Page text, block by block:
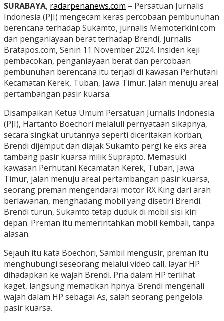
SURABAYA, radarpenanews.com – Persatuan Jurnalis
Indonesia (PJI) mengecam keras percobaan pembunuhan
berencana terhadap Sukamto, jurnalis Memoterkini.com
dan penganiayaan berat terhadap Brendi, jurnalis
Bratapos.com, Senin 11 November 2024. Insiden keji
pembacokan, penganiayaan berat dan percobaan
pembunuhan berencana itu terjadi di kawasan Perhutani
Kecamatan Kerek, Tuban, Jawa Timur. Jalan menuju areal
pertambangan pasir kuarsa.
Disampaikan Ketua Umum Persatuan Jurnalis Indonesia
(PJI), Hartanto Boechori melaluli pernyataan sikapnya,
secara singkat urutannya seperti diceritakan korban;
Brendi dijemput dan diajak Sukamto pergi ke eks area
tambang pasir kuarsa milik Suprapto. Memasuki
kawasan Perhutani Kecamatan Kerek, Tuban, Jawa
Timur, jalan menuju areal pertambangan pasir kuarsa,
seorang preman mengendarai motor RX King dari arah
berlawanan, menghadang mobil yang disetiri Brendi.
Brendi turun, Sukamto tetap duduk di mobil sisi kiri
depan. Preman itu memerintahkan mobil kembali, tanpa
alasan.
Sejauh itu kata Boechori, Sambil mengusir, preman itu
menghubungi seseorang melalui video call, layar HP
dihadapkan ke wajah Brendi. Pria dalam HP terlihat
kaget, langsung mematikan hpnya. Brendi mengenali
wajah dalam HP sebagai As, salah seorang pengelola
pasir kuarsa.